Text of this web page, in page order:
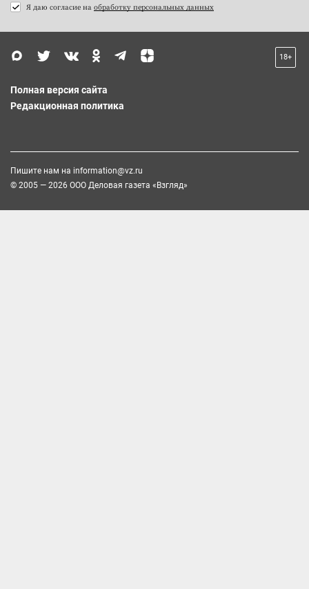
Я даю согласие на обработку персональных данных
18+
Полная версия сайта
Редакционная политика
Пишите нам на information@vz.ru
© 2005 — 2026 ООО Деловая газета «Взгляд»